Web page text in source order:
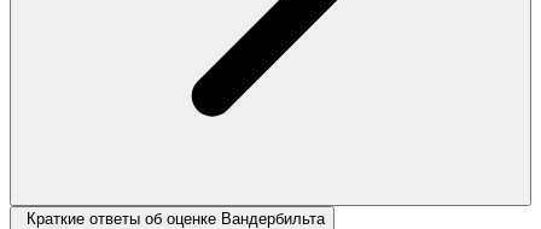
Краткие ответы об оценке Вандербильта